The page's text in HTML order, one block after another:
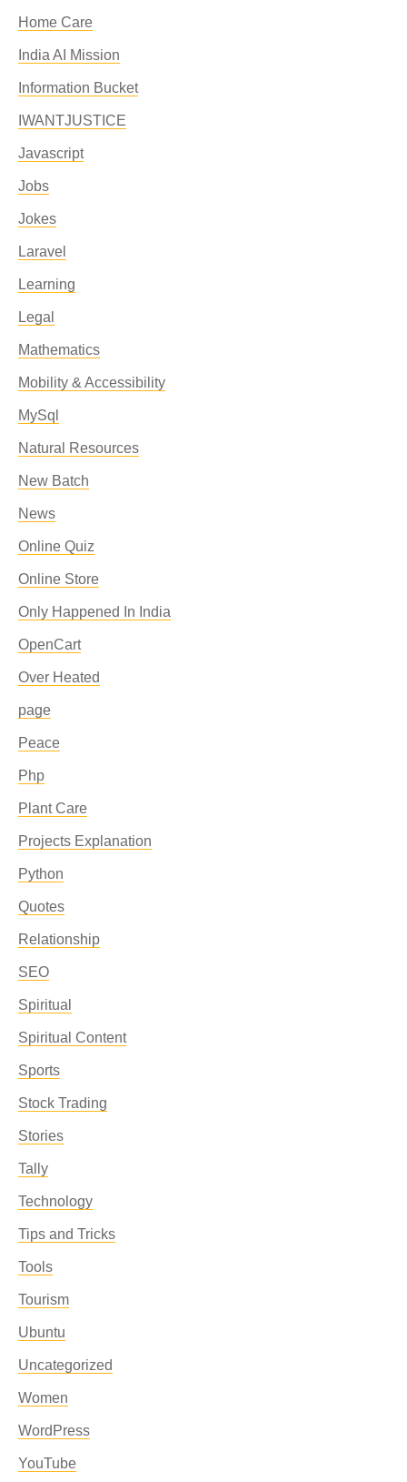
Home Care
India AI Mission
Information Bucket
IWANTJUSTICE
Javascript
Jobs
Jokes
Laravel
Learning
Legal
Mathematics
Mobility & Accessibility
MySql
Natural Resources
New Batch
News
Online Quiz
Online Store
Only Happened In India
OpenCart
Over Heated
page
Peace
Php
Plant Care
Projects Explanation
Python
Quotes
Relationship
SEO
Spiritual
Spiritual Content
Sports
Stock Trading
Stories
Tally
Technology
Tips and Tricks
Tools
Tourism
Ubuntu
Uncategorized
Women
WordPress
YouTube